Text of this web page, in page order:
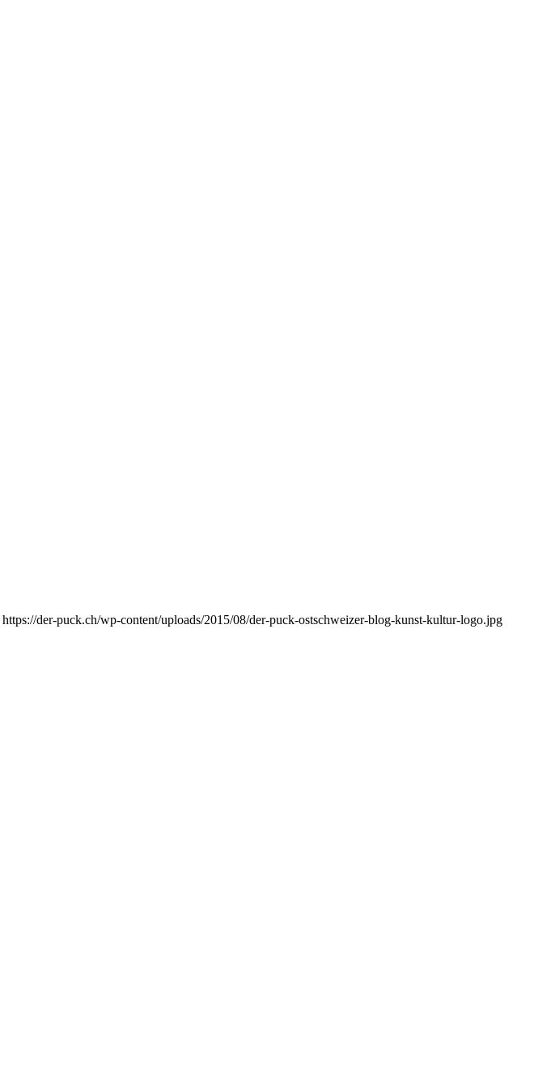
https://der-puck.ch/wp-content/uploads/2015/08/der-puck-ostschweizer-blog-kunst-kultur-logo.jpg